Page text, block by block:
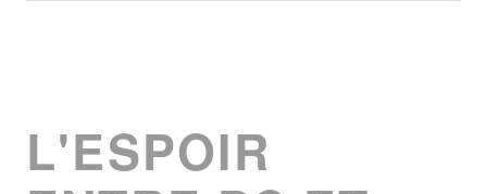
L'ESPOIR